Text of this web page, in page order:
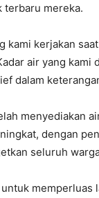
terbaru mereka.
kami kerjakan
air yang
dalam
menyediakan
dengan
seluruh
memperluas